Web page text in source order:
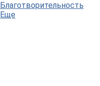
Благотворительность
Еще